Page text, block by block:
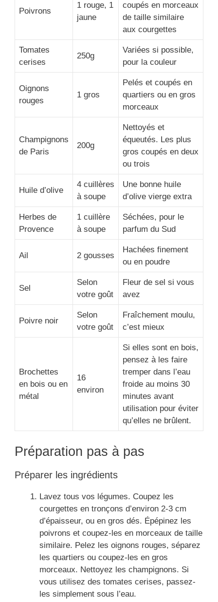
Poivrons
1 rouge, 1
jaune
coupés en morceaux
de taille similaire
aux courgettes
Tomates
cerises
250g
Variées si possible,
pour la couleur
Oignons
rouges
1 gros
Pelés et coupés en
quartiers ou en gros
morceaux
Champignons
de Paris
200g
Nettoyés et
équeutés. Les plus
gros coupés en deux
ou trois
Huile d’olive
4 cuillères
à soupe
Une bonne huile
d’olive vierge extra
Herbes de
Provence
1 cuillère
à soupe
Séchées, pour le
parfum du Sud
Ail 2 gousses
Hachées finement
ou en poudre
Sel
Selon
votre goût
Fleur de sel si vous
avez
Poivre noir
Selon
votre goût
Fraîchement moulu,
c’est mieux
Brochettes
en bois ou en
métal
16
environ
Si elles sont en bois,
pensez à les faire
tremper dans l’eau
froide au moins 30
minutes avant
utilisation pour éviter
qu’elles ne brûlent.
Préparation pas à pas
Préparer les ingrédients
Lavez tous vos légumes. Coupez les
courgettes en tronçons d’environ 2-3 cm
d’épaisseur, ou en gros dés. Épépinez les
poivrons et coupez-les en morceaux de taille
similaire. Pelez les oignons rouges, séparez
les quartiers ou coupez-les en gros
morceaux. Nettoyez les champignons. Si
vous utilisez des tomates cerises, passez-
les simplement sous l’eau.